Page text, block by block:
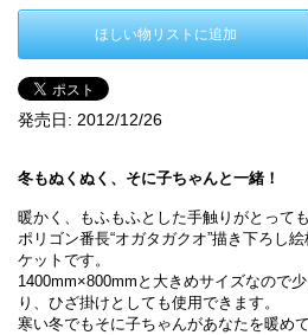
ほしい物リストに追加
発売日: 2012/12/26
冬もぬくぬく、そに子ちゃんと一緒！
暖かく、もふもふとした手触りがとって
ポリゴン番長“オガタガクオ”描き下ろし
ケットです。
1400mm×800mmと大きめサイズなので
り、ひざ掛けとしても使用できます。
寒い冬でもそに子ちゃんがあなたを暖め